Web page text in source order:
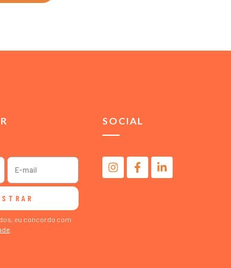
eu concordo com
SOCIAL